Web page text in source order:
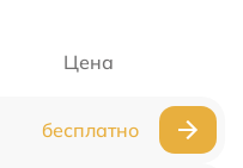
Цена
бесплатно